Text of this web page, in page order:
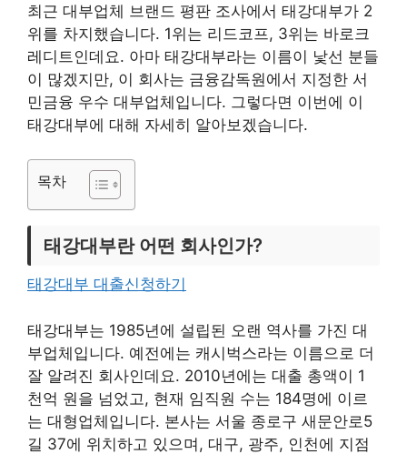
최근 대부업체 브랜드 평판 조사에서 태강대부가 2
위를 차지했습니다. 1위는 리드코프, 3위는 바로크
레디트인데요. 아마 태강대부라는 이름이 낯선 분들
이 많겠지만, 이 회사는 금융감독원에서 지정한 서
민금융 우수 대부업체입니다. 그렇다면 이번에 이
태강대부에 대해 자세히 알아보겠습니다.
목차
태강대부란 어떤 회사인가?
태강대부 대출신청하기
태강대부는 1985년에 설립된 오랜 역사를 가진 대
부업체입니다. 예전에는 캐시벅스라는 이름으로 더
잘 알려진 회사인데요. 2010년에는 대출 총액이 1
천억 원을 넘었고, 현재 임직원 수는 184명에 이르
는 대형업체입니다. 본사는 서울 종로구 새문안로5
길 37에 위치하고 있으며, 대구, 광주, 인천에 지점